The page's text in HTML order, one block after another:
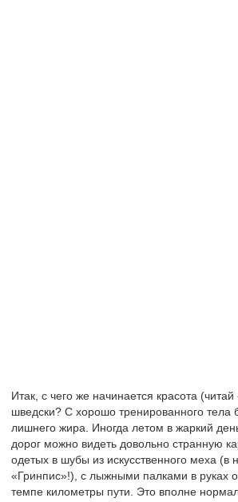
Итак, с чего же начинается красота
шведски? С хорошо тренированного тела
лишнего жира. Иногда летом в жаркий
дорог можно видеть довольно странную
одетых в шубы из искусственного меха (в
«Гринпис»!), с лыжными палками в руках
темпе километры пути. Это вполне